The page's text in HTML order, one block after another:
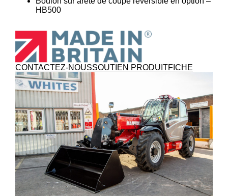
HB500
CONTACTEZ-NOUSSOUTIEN PRODUITFICHE